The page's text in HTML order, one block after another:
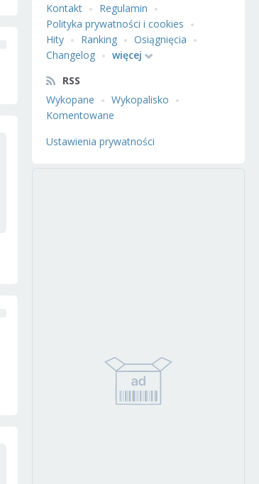
Kontakt
Regulamin
Polityka prywatności i cookies
Hity
Ranking
Osiągnięcia
Changelog
więcej
RSS
Wykopane
Wykopalisko
Komentowane
Ustawienia prywatności